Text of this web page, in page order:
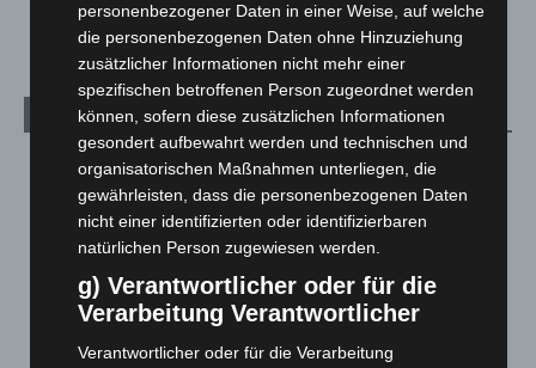
1.269
Archiv
August 2026(10)
Juli 2026(73)
Juni 2026 (139)
Mai 2026(99)
April 2026(99)
März 2026(115)
personenbezogener Daten in einer Weise, auf welche
die personenbezogenen Daten ohne Hinzuziehung
zusätzlicher Informationen nicht mehr einer
spezifischen betroffenen Person zugeordnet werden
können, sofern diese zusätzlichen Informationen
gesondert aufbewahrt werden und technischen und
organisatorischen Maßnahmen unterliegen, die
gewährleisten, dass die personenbezogenen Daten
nicht einer identifizierten oder identifizierbaren
natürlichen Person zugewiesen werden.
g) Verantwortlicher oder für die
Verarbeitung Verantwortlicher
Verantwortlicher oder für die Verarbeitung